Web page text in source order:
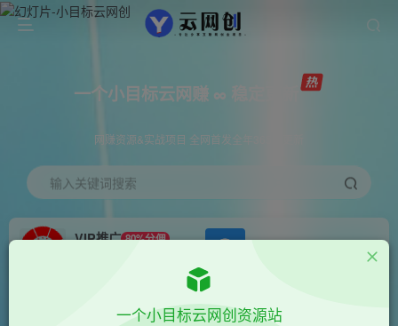
一个小目标云网赚 ∞ 稳定更新
网赚资源&实战项目 全网首发全年365天更新
输入关键词搜索
VIP推广 80%分佣
会员免费 正文
一个小目标云网创资源站